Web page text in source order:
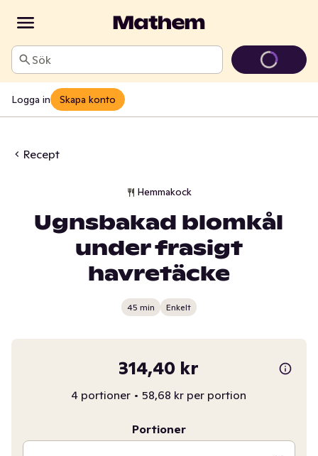
Sök
Logga in Skapa konto
Recept
Hemmakock
Ugnsbakad blomkål
under frasigt
havretäcke
45 min Enkelt
314,40 kr
4 portioner • 58,68 kr per portion
Portioner